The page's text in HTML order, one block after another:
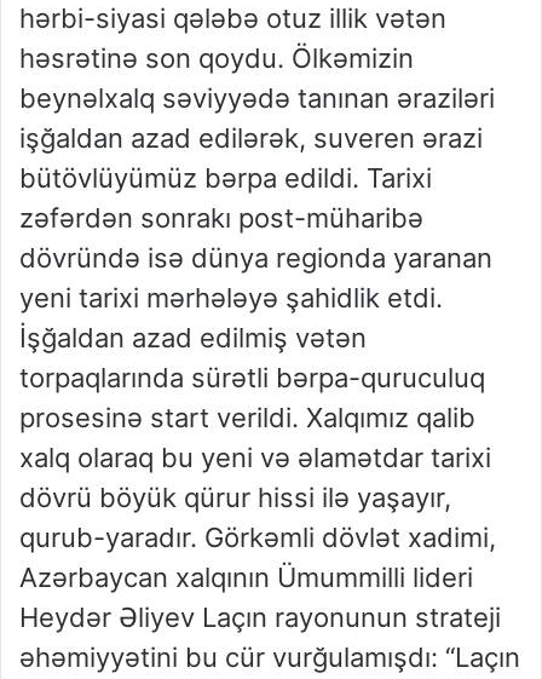
hərbi-siyasi qələbə otuz illik vətən
həsrətinə son qoydu. Ölkəmizin
beynəlxalq səviyyədə tanınan əraziləri
işğaldan azad edilərək, suveren ərazi
bütövlüyümüz bərpa edildi. Tarixi
zəfərdən sonrakı post-müharibə
dövründə isə dünya regionda yaranan
yeni tarixi mərhələyə şahidlik etdi.
İşğaldan azad edilmiş vətən
torpaqlarında sürətli bərpa-quruculuq
prosesinə start verildi. Xalqımız qalib
xalq olaraq bu yeni və əlamətdar tarixi
dövrü böyük qürur hissi ilə yaşayır,
qurub-yaradır. Görkəmli dövlət xadimi,
Azərbaycan xalqının Ümummilli lideri
Heydər Əliyev Laçın rayonunun strateji
əhəmiyyətini bu cür vurğulamışdı: “Laçın